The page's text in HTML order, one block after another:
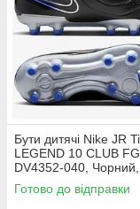
Бути дитячі Nike JR
LEGEND 10 CLUB
DV4352-040, Чорний,
(EU) - 38.5
Готово до відправки